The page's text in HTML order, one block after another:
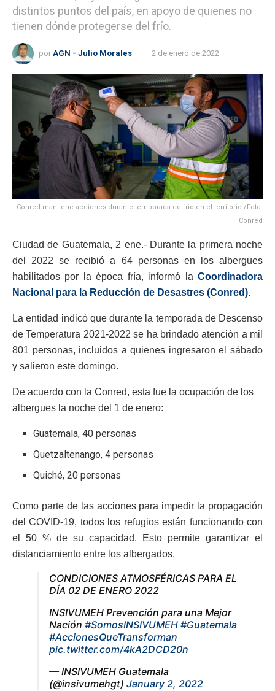
distintos puntos del país, en apoyo de quienes no
tienen dónde protegerse del frío.
por AGN - Julio Morales 2 de enero de 2022
Conred mantiene acciones durante temporada de frio en el territorio./Foto:
Conred
Ciudad de Guatemala, 2 ene.- Durante la primera noche
del 2022 se recibió a 64 personas en los albergues
habilitados por la época fría, informó la Coordinadora
Nacional para la Reducción de Desastres (Conred).
La entidad indicó que durante la temporada de Descenso
de Temperatura 2021-2022 se ha brindado atención a mil
801 personas, incluidos a quienes ingresaron el sábado
y salieron este domingo.
De acuerdo con la Conred, esta fue la ocupación de los
albergues la noche del 1 de enero:
Guatemala, 40 personas
Quetzaltenango, 4 personas
Quiché, 20 personas
Como parte de las acciones para impedir la propagación
del COVID-19, todos los refugios están funcionando con
el 50 % de su capacidad. Esto permite garantizar el
distanciamiento entre los albergados.
CONDICIONES ATMOSFÉRICAS PARA EL
DÍA 02 DE ENERO 2022
INSIVUMEH Prevención para una Mejor
Nación #SomosINSIVUMEH #Guatemala
#AccionesQueTransforman
pic.twitter.com/4kA2DCD20n
— INSIVUMEH Guatemala
(@insivumehgt) January 2, 2022